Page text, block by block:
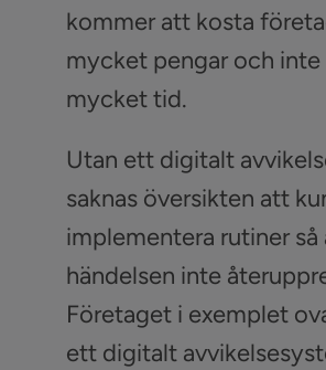
kommer att kosta
mycket pengar och
mycket tid.
Utan ett digitalt
saknas översikten att
implementera rutiner så
händelsen inte
Företaget i exemplet
ett digitalt